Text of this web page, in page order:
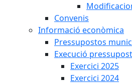
Convenis
Informació econòmica
Pressupostos
Execució
Exercici 2025
Exercici 2024